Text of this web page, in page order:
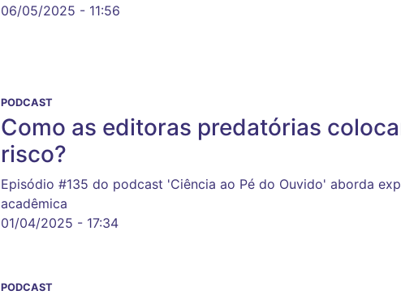
06/05/2025 - 11:56
PODCAST
Como as editoras predatórias
risco?
Episódio #135 do podcast 'Ciência ao Pé do Ouvido' aborda
acadêmica
01/04/2025 - 17:34
PODCAST